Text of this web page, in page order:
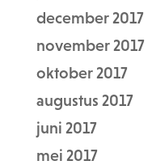
december 2017
november 2017
oktober 2017
augustus 2017
juni 2017
mei 2017